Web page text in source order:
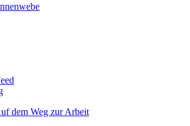
dem Weg zur Arbeit